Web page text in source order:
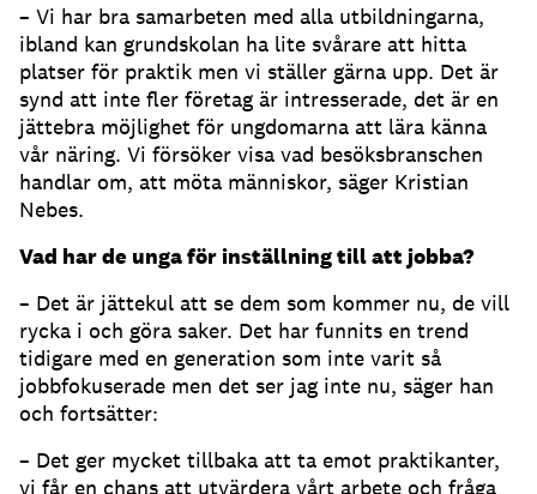
– Vi har bra samarbeten med alla utbildningarna,
ibland kan grundskolan ha lite svårare att hitta
platser för praktik men vi ställer gärna upp. Det är
synd att inte fler företag är intresserade, det är en
jättebra möjlighet för ungdomarna att lära känna
vår näring. Vi försöker visa vad besöksbranschen
handlar om, att möta människor, säger Kristian
Nebes.
Vad har de unga för inställning till att jobba?
– Det är jättekul att se dem som kommer nu, de vill
rycka i och göra saker. Det har funnits en trend
tidigare med en generation som inte varit så
jobbfokuserade men det ser jag inte nu, säger han
och fortsätter:
– Det ger mycket tillbaka att ta emot praktikanter,
vi får en chans att utvärdera vårt arbete och fråga